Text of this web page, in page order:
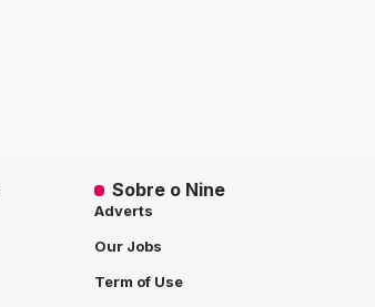
Sobre o Nine
Adverts
Our Jobs
Term of Use